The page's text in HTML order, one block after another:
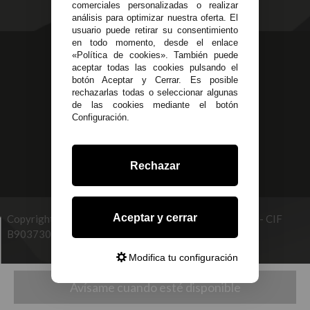
Avísame cuando esté disponible
623 23 31 98
Atendemos Whatsapp
955 44 45 43/955 44 45 44
Local 3 Écija (Sevilla)
Copyright © 2026 STEI GLOBAL MULTISERVICES, S.L - CIF
B90373093. info@steielectronica.com
comerciales personalizadas o realizar
análisis para optimizar nuestra oferta. El
usuario puede retirar su consentimiento
en todo momento, desde el enlace
«Política de cookies». También puede
aceptar todas las cookies pulsando el
botón Aceptar y Cerrar. Es posible
rechazarlas todas o seleccionar algunas
de las cookies mediante el botón
Configuración.
Rechazar
Aceptar y cerrar
Modifica tu configuración